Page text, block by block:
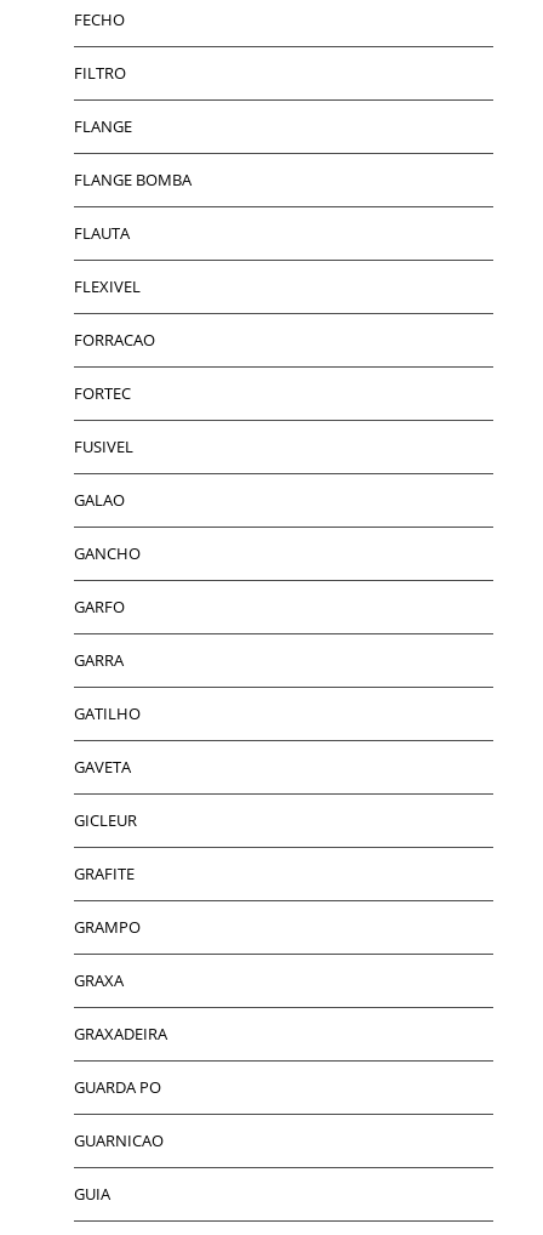
FECHO
FILTRO
FLANGE
FLANGE BOMBA
FLAUTA
FLEXIVEL
FORRACAO
FORTEC
FUSIVEL
GALAO
GANCHO
GARFO
GARRA
GATILHO
GAVETA
GICLEUR
GRAFITE
GRAMPO
GRAXA
GRAXADEIRA
GUARDA PO
GUARNICAO
GUIA